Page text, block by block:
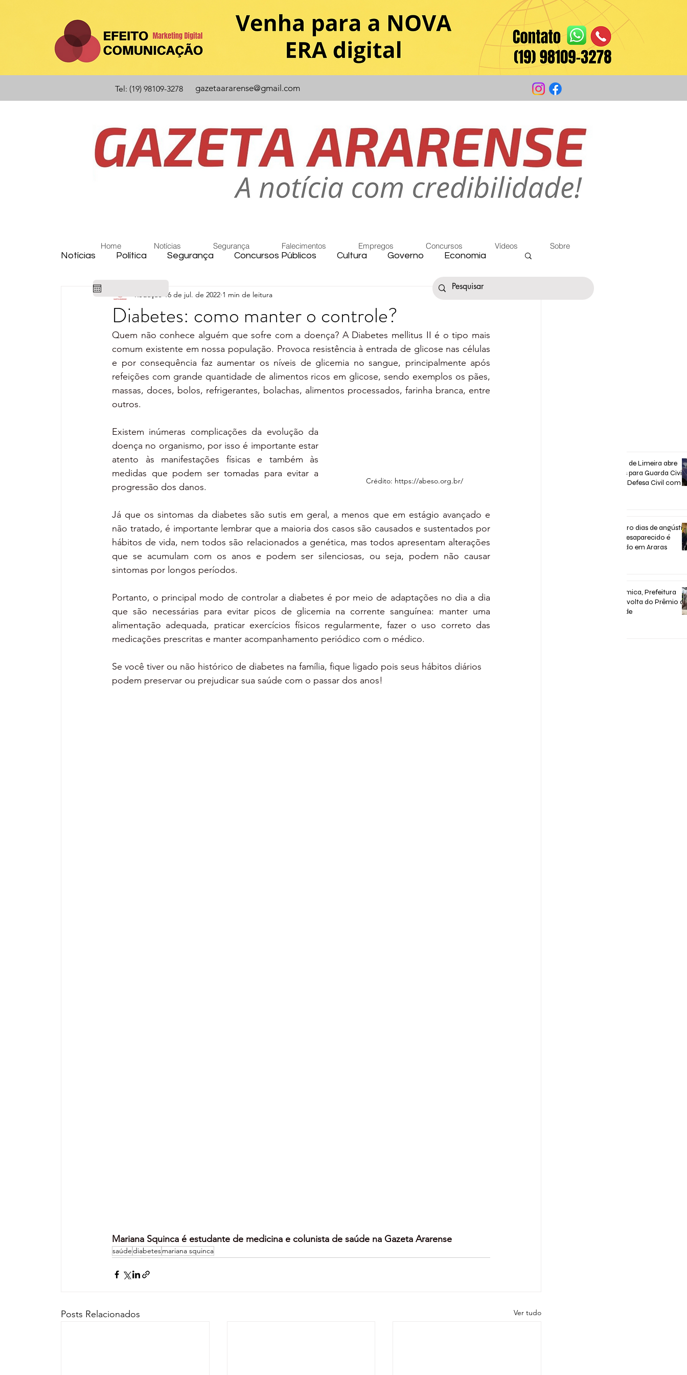
Tel: (19) 98109-3278 gazetaararense@gmail.com
Home Notícias Segurança Falecimentos Empregos Concursos Vídeos Sobre
Concurso de Limeira abre
inscrições para Guarda Civil,
Trânsito e Defesa Civil com
Após quatro dias de
homem desaparecido é
encontrado em Araras
Após polêmica, Prefeitura
confirma volta do Prêmio de
Assiduidade
Notícias Política Segurança Concursos Públicos Cultura Governo Economia
Cidade Educação Eleições Saúde Fake News
Habitação Emprego Judiciário Região Governo Federal Meio Ambiente
Emprego Religião Sindicato Férias Trânsito Eleições 2024 Festa do Peão
Diabetes: como manter o controle?
16 de jul. de 2022 1 min de leitura
Quem não conhece alguém que sofre com a doença? A Diabetes mellitus II é o tipo mais
comum existente em nossa população. Provoca resistência à entrada de glicose nas células
e por consequência faz aumentar os níveis de glicemia no sangue, principalmente após
refeições com grande quantidade de alimentos ricos em glicose, sendo exemplos os pães,
massas, doces, bolos, refrigerantes, bolachas, alimentos processados, farinha branca, entre
outros.
Crédito: https://abeso.org.br/
Existem inúmeras complicações da evolução da
doença no organismo, por isso é importante estar
atento às manifestações físicas e também às
medidas que podem ser tomadas para evitar a
progressão dos danos.
Já que os sintomas da diabetes são sutis em geral, a menos que em estágio avançado e
não tratado, é importante lembrar que a maioria dos casos são causados e sustentados por
hábitos de vida, nem todos são relacionados a genética, mas todos apresentam alterações
que se acumulam com os anos e podem ser silenciosas, ou seja, podem não causar
sintomas por longos períodos.
Portanto, o principal modo de controlar a diabetes é por meio de adaptações no dia a dia
que são necessárias para evitar picos de glicemia na corrente sanguínea: manter uma
alimentação adequada, praticar exercícios físicos regularmente, fazer o uso correto das
medicações prescritas e manter acompanhamento periódico com o médico.
Se você tiver ou não histórico de diabetes na família, fique ligado pois seus hábitos diários
podem preservar ou prejudicar sua saúde com o passar dos anos!
Mariana Squinca é estudante de medicina e colunista de saúde na Gazeta Ararense
saúdediabetesmariana squinca
Posts Relacionados Ver tudo